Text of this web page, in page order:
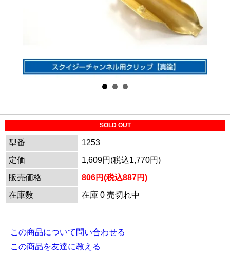
SOLD OUT
型番
1253
定価
1,609円(税込1,770円)
販売価格
806円(税込887円)
在庫数
在庫 0 売切れ中
この商品について問い合わせる
この商品を友達に教える